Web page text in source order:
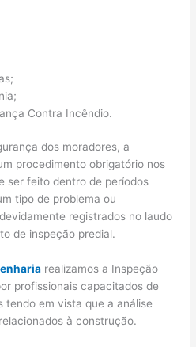
Contra Incêndio.
dos moradores, a
procedimento obrigatório nos
ser feito dentro de períodos
tipo de problema ou
registrados no laudo
de inspeção predial.
realizamos a Inspeção
profissionais capacitados de
tendo em vista que a análise
à construção.